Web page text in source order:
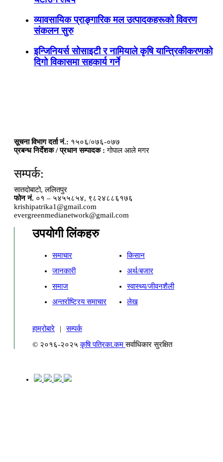
व्यावसायिक प्राङ्गारिक मल उत्पादकहरूको विवरण
संकलन सुरु
इन्जिनियर्स सोसाइटी र नामियाले कृषि यान्त्रिकीकरणको
दिगो विकासमा सहकार्य गर्ने
सूचना विभाग दर्ता नं.: १५०६/०७६-०७७
प्रबन्ध निर्देशक / प्रधान सम्पादक : गोपाल आले मगर
सम्पर्क:
सातदोबाटो, ललितपुर
फोन नं. ०१ – ५४५५८५४, ९८२४८८६१७६
krishipatrika1@gmail.com
evergreenmedianetwork@gmail.com
उपयोगी लिंकहरु
समाचार
किसान
जानकारी
अर्थ/बजार
समाज
स्वास्थ्य/जीवनशैली
अन्तर्राष्ट्रिय समाचार
लेख
हाम्रोबारे |
सम्पर्क
© २०१६-२०२५कृषि पत्रिका.कमसर्वाधिकार सुरक्षित